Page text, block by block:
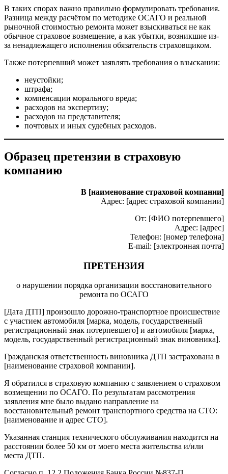
В таких спорах важно правильно формулировать требования.
Разница между расчётом по методике ОСАГО и реальной
рыночной стоимостью ремонта может взыскиваться не как
обычное страховое возмещение, а как убытки, возникшие из-
за ненадлежащего исполнения обязательств страховщиком.
Также потерпевший может заявлять требования о взыскании:
неустойки;
штрафа;
компенсации морального вреда;
расходов на экспертизу;
расходов на представителя;
почтовых и иных судебных расходов.
Образец претензии в страховую
компанию
В [наименование страховой компании]
Адрес: [адрес страховой компании]
От: [ФИО потерпевшего]
Адрес: [адрес]
Телефон: [номер телефона]
E-mail: [электронная почта]
ПРЕТЕНЗИЯ
о нарушении порядка организации восстановительного
ремонта по ОСАГО
[Дата ДТП] произошло дорожно-транспортное происшествие
с участием автомобиля [марка, модель, государственный
регистрационный знак потерпевшего] и автомобиля [марка,
модель, государственный регистрационный знак виновника].
Гражданская ответственность виновника ДТП застрахована в
[наименование страховой компании].
Я обратился в страховую компанию с заявлением о страховом
возмещении по ОСАГО. По результатам рассмотрения
заявления мне было выдано направление на
восстановительный ремонт транспортного средства на СТО:
[наименование и адрес СТО].
Указанная станция технического обслуживания находится на
расстоянии более 50 км от моего места жительства и/или
места ДТП.